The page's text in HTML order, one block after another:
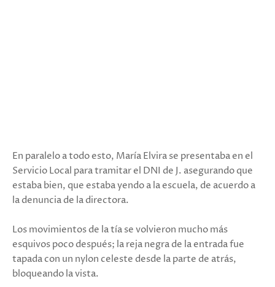
En paralelo a todo esto, María Elvira se presentaba en el
Servicio Local para tramitar el DNI de J. asegurando que
estaba bien, que estaba yendo a la escuela, de acuerdo a
la denuncia de la directora.
Los movimientos de la tía se volvieron mucho más
esquivos poco después; la reja negra de la entrada fue
tapada con un nylon celeste desde la parte de atrás,
bloqueando la vista.